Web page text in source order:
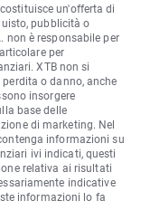
un'offerta di
pubblicità o
non è responsabile per
per
XTB non si
o danno, anche
insorgere
base delle
di marketing. Nel
informazioni su
ivi indicati, questi
relativa ai risultati
indicative
informazioni lo fa